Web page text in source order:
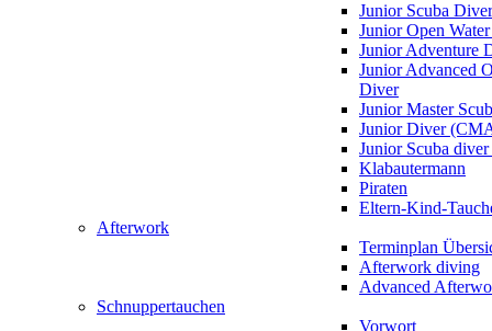
Junior Scuba Diver
Junior Open
Junior Adventure
Junior Advanced
Diver
Junior Master
Junior Diver
Junior Scuba
Klabautermann
Piraten
Eltern-Kind-
Afterwork
Terminplan
Afterwork diving
Advanced
Schnuppertauchen
Vorwort